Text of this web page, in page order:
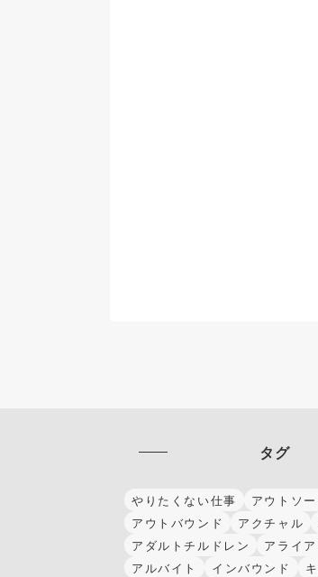
タグ
やりたくない仕事
アウトソ
アウトバウンド
アクチャル
アダルトチルドレン
アライ
アルバイト
インバウンド